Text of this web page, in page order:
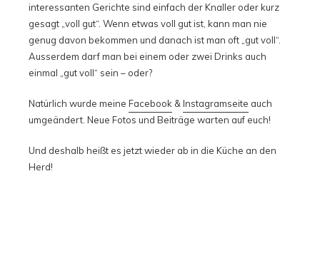
interessanten Gerichte sind einfach der Knaller oder kurz
gesagt „voll gut“. Wenn etwas voll gut ist, kann man nie
genug davon bekommen und danach ist man oft „gut voll“.
Ausserdem darf man bei einem oder zwei Drinks auch
einmal „gut voll“ sein – oder?
Natürlich wurde meine Facebook &Instagramseite auch
umgeändert. Neue Fotos und Beiträge warten auf euch!
Und deshalb heißt es jetzt wieder ab in die Küche an den
Herd!